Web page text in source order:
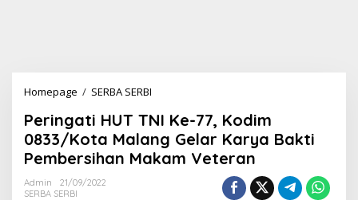
Homepage / SERBA SERBI
r
i
n
g
Peringati HUT TNI Ke-77, Kodim
0833/Kota Malang Gelar Karya Bakti
Pembersihan Makam Veteran
Admin
21/09/2022
SERBA SERBI